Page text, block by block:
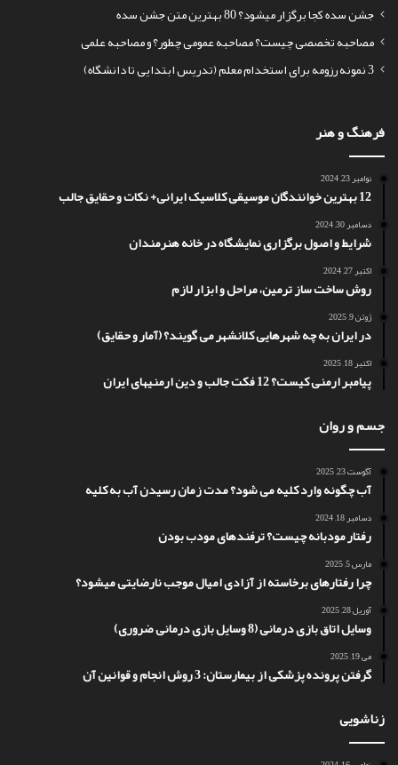
جشن سده کجا برگزار میشود؟ 80 بهترین متن جشن سده
مصاحبه تخصصی چیست؟ مصاحبه عمومی چطور؟ و مصاحبه علمی
3 نمونه رزومه برای استخدام معلم (تدریس ابتدایی تا دانشگاه)
فرهنگ و هنر
نوامبر 23, 2024
12 بهترین خوانندگان موسیقی کلاسیک ایرانی+ نکات و حقایق جالب
دسامبر 30, 2024
شرایط و اصول برگزاری نمایشگاه در خانه هنرمندان
اکتبر 27, 2024
روش ساخت ساز ترمین، مراحل و ابزار لازم
ژوئن 9, 2025
در ایران به چه شهرهایی کلانشهر می گویند؟ (آمار و حقایق)
اکتبر 18, 2025
پیامبر ارمنی کیست؟ 12 فکت جالب و دین ارمنیهای ایران
جسم و روان
آگوست 23, 2025
آب چگونه وارد کلیه می شود؟ مدت زمان رسیدن آب به کلیه
دسامبر 18, 2024
رفتار مودبانه چیست؟ ترفندهای مودب بودن
مارس 5, 2025
چرا رفتارهای برخاسته از آزادی امیال موجب نارضایتی میشود؟
آوریل 28, 2025
وسایل اتاق بازی درمانی (8 وسایل بازی درمانی ضروری)
می 19, 2025
گرفتن پرونده پزشکی از بیمارستان: 3 روش انجام و قوانین آن
زناشویی